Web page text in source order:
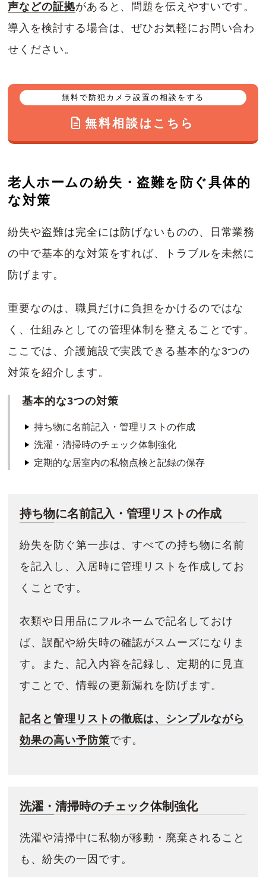
声などの証拠があると、問題を伝えやすいです。
導入を検討する場合は、ぜひお気軽にお問い合わ
せください。
無料で防犯カメラ設置の相談をする
無料相談はこちら
老人ホームの紛失・盗難を防ぐ具体的
な対策
紛失や盗難は完全には防げないものの、日常業務
の中で基本的な対策をすれば、トラブルを未然に
防げます。
重要なのは、職員だけに負担をかけるのではな
く、仕組みとしての管理体制を整えることです。
ここでは、介護施設で実践できる基本的な3つの
対策を紹介します。
基本的な3つの対策
持ち物に名前記入・管理リストの作成
洗濯・清掃時のチェック体制強化
定期的な居室内の私物点検と記録の保存
持ち物に名前記入・管理リストの作成
紛失を防ぐ第一歩は、すべての持ち物に名前
を記入し、入居時に管理リストを作成してお
くことです。
衣類や日用品にフルネームで記名しておけ
ば、誤配や紛失時の確認がスムーズになりま
す。また、記入内容を記録し、定期的に見直
すことで、情報の更新漏れを防げます。
記名と管理リストの徹底は、シンプルながら
効果の高い予防策です。
洗濯・清掃時のチェック体制強化
洗濯や清掃中に私物が移動・廃棄されること
も、紛失の一因です。